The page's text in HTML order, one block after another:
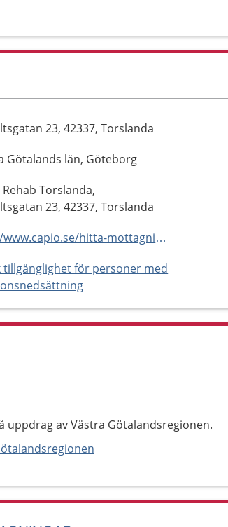
23, 42337, Torslanda
Götalands län, Göteborg
Rehab Torslanda,
23, 42337, Torslanda
http://www.capio.se/hitta-mottagning/primarvard/rehabmottagningar/amhult
tillgänglighet för personer med
uppdrag av Västra Götalandsregionen.